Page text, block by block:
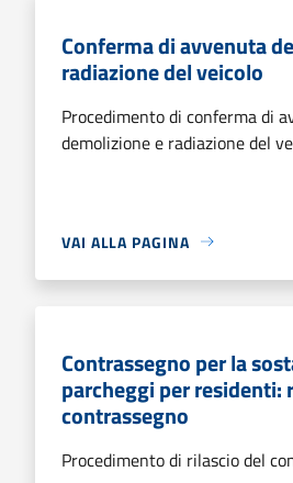
Conferma di avvenuta
radiazione del veicolo
Procedimento di conferma di
demolizione e radiazione del
VAI ALLA PAGINA
Contrassegno per la
parcheggi per residenti:
contrassegno
Procedimento di rilascio del